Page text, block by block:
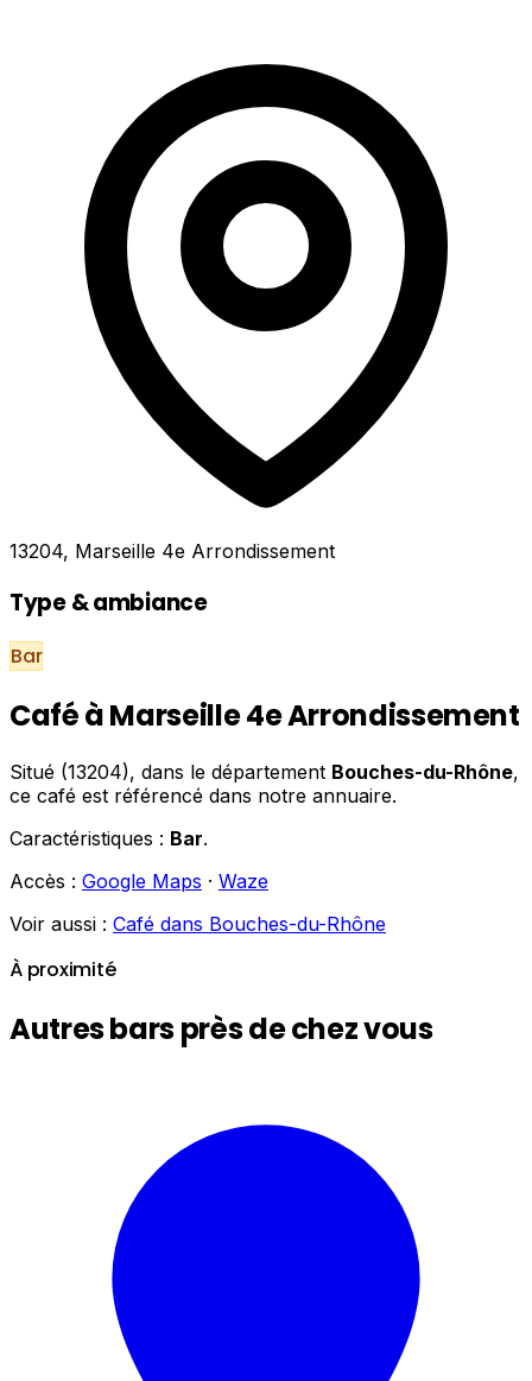
13204, Marseille 4e Arrondissement
Type & ambiance
Bar
Café à Marseille 4e Arrondissement
Situé (13204), dans le département Bouches-du-Rhône,
ce café est référencé dans notre annuaire.
Caractéristiques : Bar.
Accès : Google Maps · Waze
Voir aussi : Café dans Bouches-du-Rhône
À proximité
Autres bars près de chez vous